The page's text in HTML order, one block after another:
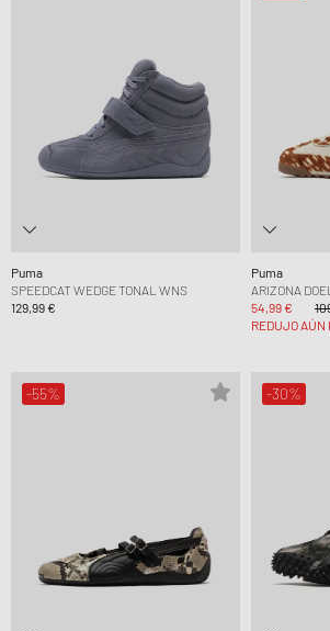
Puma
SPEEDCAT WEDGE TONAL WNS
129,99 €
Puma
ARIZONA
54,99 €
REDUJO AÚN
-55% -30%